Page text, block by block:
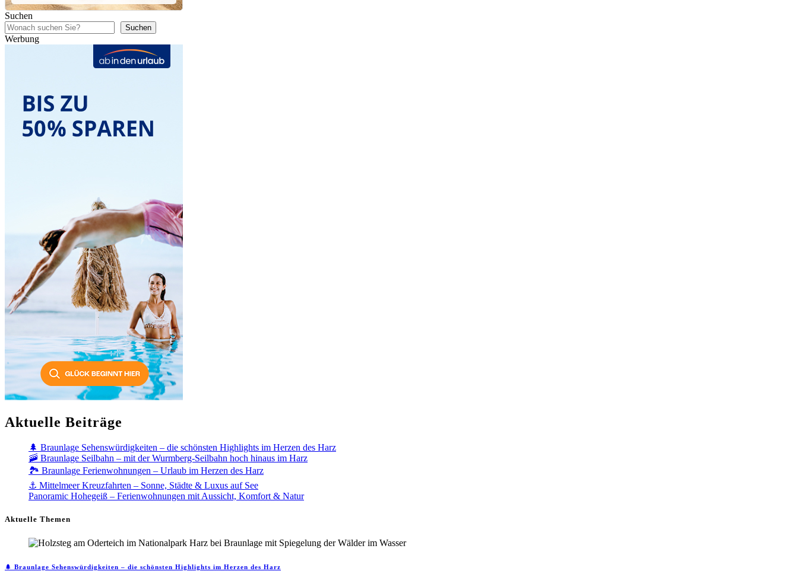
Suchen
Suchen
Werbung
Aktuelle Beiträge
🌲 Braunlage Sehenswürdigkeiten – die schönsten Highlights im Herzen des Harz
🚠 Braunlage Seilbahn – mit der Wurmberg-Seilbahn hoch hinaus im Harz
🏞️ Braunlage Ferienwohnungen – Urlaub im Herzen des Harz
⚓ Mittelmeer Kreuzfahrten – Sonne, Städte & Luxus auf See
Panoramic Hohegeiß – Ferienwohnungen mit Aussicht, Komfort & Natur
Aktuelle Themen
🌲 Braunlage Sehenswürdigkeiten – die schönsten Highlights im Herzen des Harz